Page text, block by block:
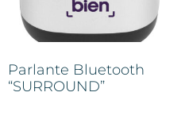
Parlante Bluetooth
“SURROUND”